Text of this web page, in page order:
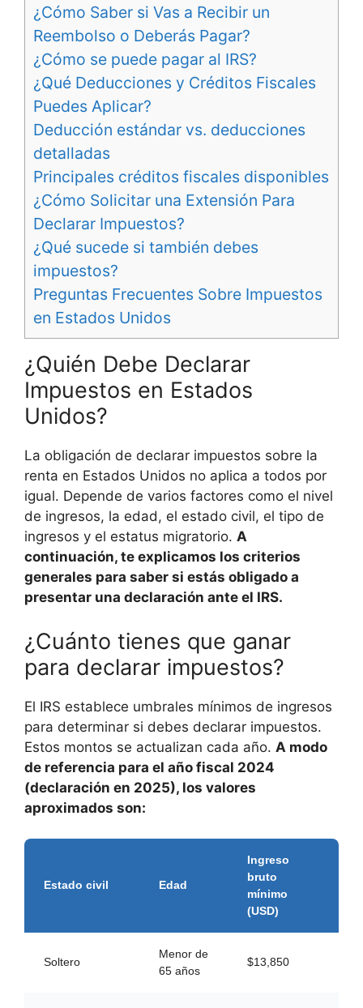
¿Cómo Saber si Vas a Recibir un
Reembolso o Deberás Pagar?
¿Cómo se puede pagar al IRS?
¿Qué Deducciones y Créditos Fiscales
Puedes Aplicar?
Deducción estándar vs. deducciones
detalladas
Principales créditos fiscales disponibles
¿Cómo Solicitar una Extensión Para
Declarar Impuestos?
¿Qué sucede si también debes
impuestos?
Preguntas Frecuentes Sobre Impuestos
en Estados Unidos
¿Quién Debe Declarar
Impuestos en Estados
Unidos?
La obligación de declarar impuestos sobre la
renta en Estados Unidos no aplica a todos por
igual. Depende de varios factores como el nivel
de ingresos, la edad, el estado civil, el tipo de
ingresos y el estatus migratorio. A
continuación, te explicamos los criterios
generales para saber si estás obligado a
presentar una declaración ante el IRS.
¿Cuánto tienes que ganar
para declarar impuestos?
El IRS establece umbrales mínimos de ingresos
para determinar si debes declarar impuestos.
Estos montos se actualizan cada año. A modo
de referencia para el año fiscal 2024
(declaración en 2025), los valores
aproximados son:
Estado civil Edad
Ingreso
bruto
mínimo
(USD)
Soltero
Menor de
65 años
$13,850